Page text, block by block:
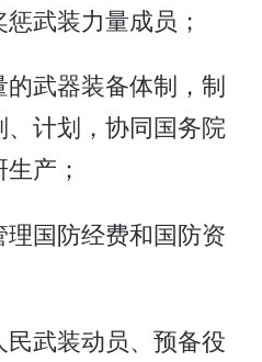
武装力量成员；
的武器装备体制，制
计划，协同国务院
产；
理国防经费和国防资
民武装动员、预备役